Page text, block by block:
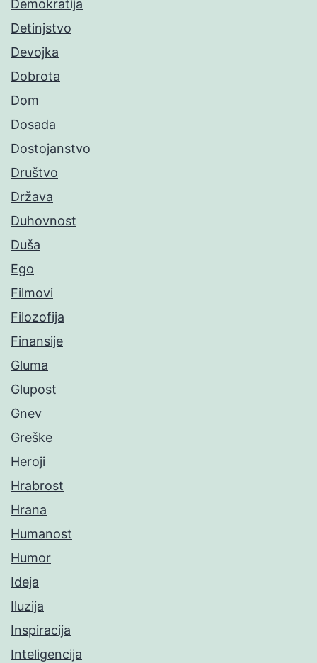
Demokratija
Detinjstvo
Devojka
Dobrota
Dom
Dosada
Dostojanstvo
Društvo
Država
Duhovnost
Duša
Ego
Filmovi
Filozofija
Finansije
Gluma
Glupost
Gnev
Greške
Heroji
Hrabrost
Hrana
Humanost
Humor
Ideja
Iluzija
Inspiracija
Inteligencija